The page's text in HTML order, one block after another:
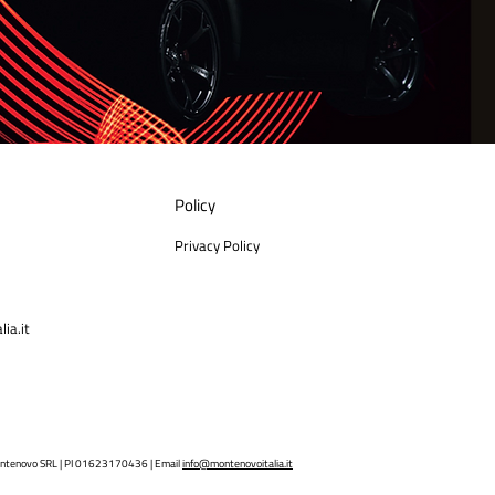
Policy
Privacy Policy
SRL | PI 01623170436 | Emailinfo@montenovoitalia.it